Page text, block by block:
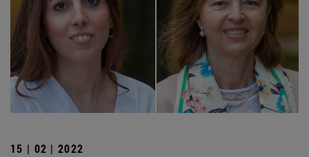
15 | 02 | 2022